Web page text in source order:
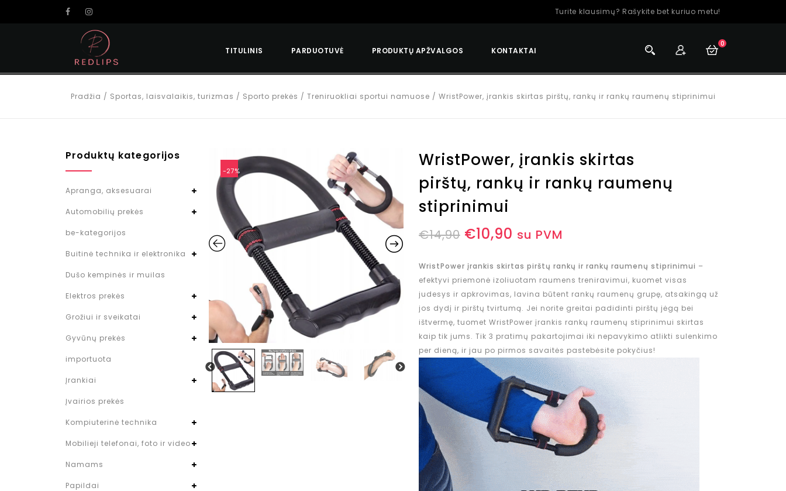
Turite klausimų? Rašykite bet kuriuo metu!
TITULINIS PARDUOTUVĖ PRODUKTŲ APŽVALGOS KONTAKTAI
0
Pradžia / Sportas, laisvalaikis, turizmas / Sporto prekės / Treniruokliai sportui namuose / WristPower, įrankis skirtas pirštų, rankų ir rankų raumenų stiprinimui
-27%
WristPower, įrankis skirtas
pirštų, rankų ir rankų raumenų
stiprinimui
€14,90 €10,90 su PVM
WristPower įrankis skirtas pirštų rankų ir rankų raumenų stiprinimui –
efektyvi priemonė izoliuotam raumens treniravimui, kuomet visas
judesys ir apkrovimas, lavina būtent rankų raumenų grupę, atsakingą už
jos dydį ir pirštų tvirtumą. Jei norite greitai padidinti pirštų jėgą bei
ištvermę, tuomet WristPower įrankis rankų raumenų stiprinimui skirtas
kaip tik jums. Tik 3 pratimų pakartojimai iki nepavykimo atlikti sulenkimo
per dieną, ir jau po pirmos savaitės pastebėsite pokyčius!
Produktų kategorijos
Apranga, aksesuarai
Automobilių prekės
be-kategorijos
Buitinė technika ir elektronika
Dušo kempinės ir muilas
Elektros prekės
Grožiui ir sveikatai
Gyvūnų prekės
importuota
Įrankiai
Įvairios prekės
Kompiuterinė technika
Mobilieji telefonai, foto ir video
Namams
Papildai